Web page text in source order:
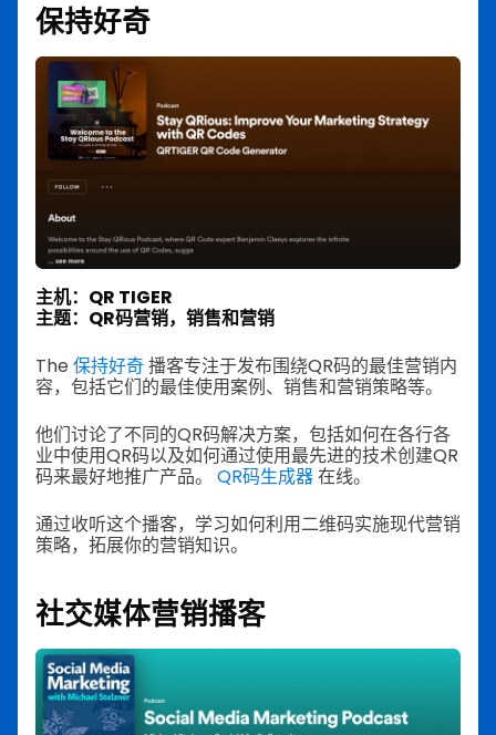
保持好奇
主机：QR TIGER
主题：QR码营销，销售和营销
The 保持好奇播客专注于发布围绕QR码的最佳营销内
容，包括它们的最佳使用案例、销售和营销策略等。
他们讨论了不同的QR码解决方案，包括如何在各行各
业中使用QR码以及如何通过使用最先进的技术创建QR
码来最好地推广产品。 QR码生成器在线。
通过收听这个播客，学习如何利用二维码实施现代营销
策略，拓展你的营销知识。
社交媒体营销播客